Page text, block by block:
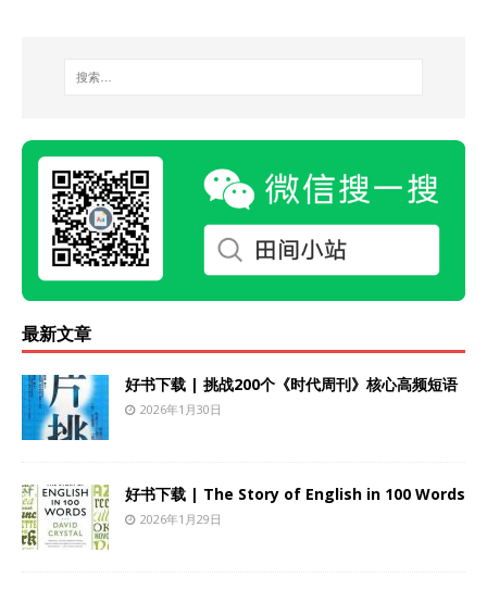
最新文章
好书下载 | 挑战200个《时代周刊》核心高频短语
2026年1月30日
好书下载 | The Story of English in 100 Words
2026年1月29日